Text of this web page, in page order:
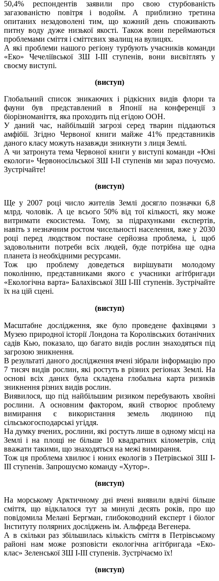
50,4% респондентів заявили про свою стурбованість
загазованістю повітря і водойм. А приблизно третина
опитаних незадоволені тим, що кожний день споживають
питну воду дуже низької якості. Також вони переймаються
проблемами сміття і сміттєвих звалищ на вулицях.
А які проблеми нашого регіону турбують учасників команди
«Еко» Чечеліївської ЗШ I-III ступенів, вони висвітлять у
своєму виступі.
(виступ)
Глобальний список зникаючих і рідкісних видів флори та
фауни був представлений в Японії на конференції з
біорізноманіття, яка проходить під егідою ООН.
У даний час, найбільшій загрозі серед тварин піддаються
амфібії. Згідно Червоної книги майже 41% представників
даного класу можуть назавжди зникнути з лиця Землі.
А чи затронута тема Червоної книги у виступі команди «Юні
екологи» Червоносільської ЗШ І-ІІ ступенів ми зараз почуємо.
Зустрічайте!
(виступ)
Ще у 2007 році число жителів Землі досягло позначки 6,8
млрд. чоловік. А це всього 50% від тої кількості, яку може
витримати екосистема. Тому, за підрахунками експертів,
навіть з незначним ростом чисельності населення, вже у 2030
році перед людством постане серйозна проблема, і, щоб
задовольнити потреби всіх людей, буде потрібна ще одна
планета із необхідними ресурсами.
Тож цю проблему доведеться вирішувати молодому
поколінню, представниками якого є учасники агітбригади
«Екологічна варта» Балахівської ЗШ І-ІІІ ступенів. Зустрічайте
їх на цій сцені.
(виступ)
Масштабне дослідження, яке було проведене фахівцями з
Музею природної історії Лондона та Королівських ботанічних
садів Кью, показало, що багато видів рослин знаходяться під
загрозою зникнення.
В результаті даного дослідження вчені зібрали інформацію про
7 тисяч видів рослин, які ростуть в різних регіонах Землі. На
основі всіх даних була складена глобальна карта ризиків
зникнення різних видів рослин.
Виявилося, що під найбільшим ризиком перебувають хвойні
рослини. А основним фактором, який створює проблему
вимирання є використання земель людиною під
сільськогосподарські угіддя.
На думку вчених, рослини, які ростуть лише в одному місці на
Землі і на площі не більше 10 квадратних кілометрів, слід
вважати такими, що знаходяться на межі вимирання.
Тож ця проблема хвилює і юних екологів з Петрівської ЗШ I-
III ступенів. Запрошуємо команду «Хутор».
(виступ)
На морському Арктичному дні вчені виявили вдвічі більше
сміття, що відклалося тут за минулі десять років, про що
повідомила Мелані Бергман, глибоководний експерт і біолог
Інституту полярних досліджень ім. Альфреда Вегенера.
А в скільки раз збільшилась кількість сміття в Петрівському
районі нам може розповісти екологічна агітбригада «Еко-
клас» Зеленської ЗШ I-III ступенів. Зустрічаємо їх!
(виступ)